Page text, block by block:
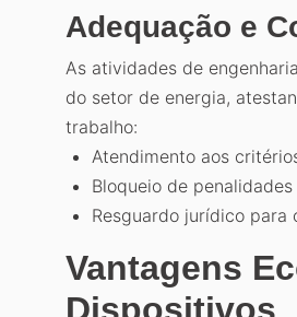
Adequação e
As atividades de
do setor de energia,
trabalho:
Atendimento aos
Bloqueio de
Resguardo jurídico para
Vantagens